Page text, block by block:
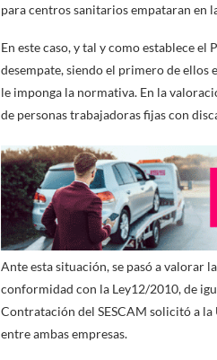
para centros sanitarios empataran en
En este caso, y tal y como establece
desempate, siendo el primero de ellos
le imponga la normativa. En la
de personas trabajadoras fijas con
Ante esta situación, se pasó a valorar
conformidad con la Ley12/2010, de
Contratación del SESCAM solicitó a la
entre ambas empresas.